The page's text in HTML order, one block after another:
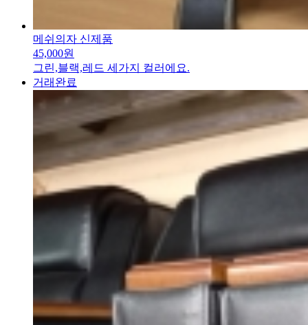
메쉬의자 신제품
45,000원
그린,블랙,레드 세가지 컬러에요.
거래완료